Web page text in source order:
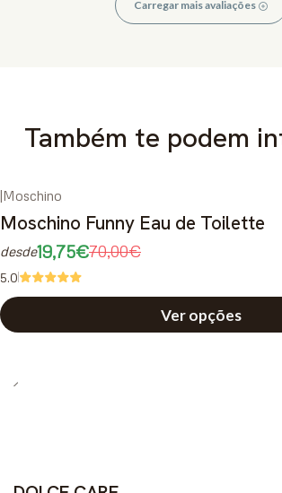
Carregar mais avaliações
Também te podem
|Moschino
Moschino Funny Eau de Toilette
desde19,75€70,00€
5.0
Ver opções